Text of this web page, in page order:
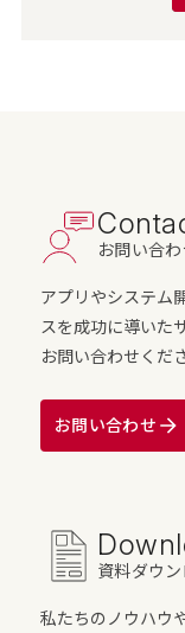
お問い合わ
アプリやシステム
スを成功に導いた
お問い合わせくだ
お問い合わせ
資料ダウン
私たちのノウハウ